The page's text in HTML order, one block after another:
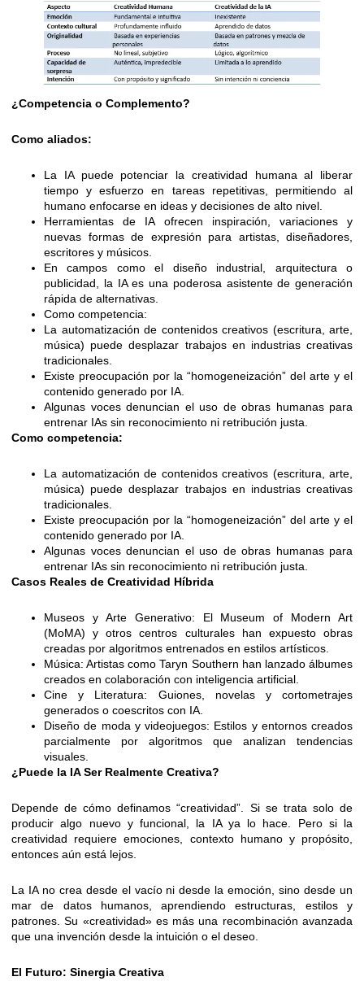
¿Competencia o Complemento?
Como aliados:
La IA puede potenciar la creatividad humana al liberar
tiempo y esfuerzo en tareas repetitivas, permitiendo al
humano enfocarse en ideas y decisiones de alto nivel.
Herramientas de IA ofrecen inspiración, variaciones y
nuevas formas de expresión para artistas, diseñadores,
escritores y músicos.
En campos como el diseño industrial, arquitectura o
publicidad, la IA es una poderosa asistente de generación
rápida de alternativas.
Como competencia:
La automatización de contenidos creativos (escritura, arte,
música) puede desplazar trabajos en industrias creativas
tradicionales.
Existe preocupación por la “homogeneización” del arte y el
contenido generado por IA.
Algunas voces denuncian el uso de obras humanas para
entrenar IAs sin reconocimiento ni retribución justa.
Como competencia:
La automatización de contenidos creativos (escritura, arte,
música) puede desplazar trabajos en industrias creativas
tradicionales.
Existe preocupación por la “homogeneización” del arte y el
contenido generado por IA.
Algunas voces denuncian el uso de obras humanas para
entrenar IAs sin reconocimiento ni retribución justa.
Casos Reales de Creatividad Híbrida
Museos y Arte Generativo: El Museum of Modern Art
(MoMA) y otros centros culturales han expuesto obras
creadas por algoritmos entrenados en estilos artísticos.
Música: Artistas como Taryn Southern han lanzado álbumes
creados en colaboración con inteligencia artificial.
Cine y Literatura: Guiones, novelas y cortometrajes
generados o coescritos con IA.
Diseño de moda y videojuegos: Estilos y entornos creados
parcialmente por algoritmos que analizan tendencias
visuales.
¿Puede la IA Ser Realmente Creativa?
Depende de cómo definamos “creatividad”. Si se trata solo de
producir algo nuevo y funcional, la IA ya lo hace. Pero si la
creatividad requiere emociones, contexto humano y propósito,
entonces aún está lejos.
La IA no crea desde el vacío ni desde la emoción, sino desde un
mar de datos humanos, aprendiendo estructuras, estilos y
patrones. Su «creatividad» es más una recombinación avanzada
que una invención desde la intuición o el deseo.
El Futuro: Sinergia Creativa